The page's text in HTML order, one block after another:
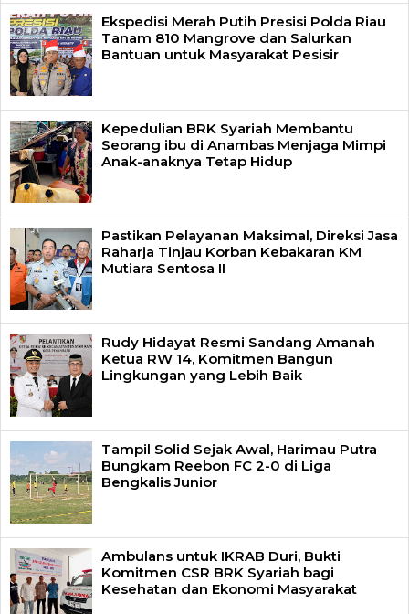
Ekspedisi Merah Putih Presisi Polda Riau
Tanam 810 Mangrove dan Salurkan
Bantuan untuk Masyarakat Pesisir
Kepedulian BRK Syariah Membantu
Seorang ibu di Anambas Menjaga Mimpi
Anak-anaknya Tetap Hidup
Pastikan Pelayanan Maksimal, Direksi Jasa
Raharja Tinjau Korban Kebakaran KM
Mutiara Sentosa II
Rudy Hidayat Resmi Sandang Amanah
Ketua RW 14, Komitmen Bangun
Lingkungan yang Lebih Baik
Tampil Solid Sejak Awal, Harimau Putra
Bungkam Reebon FC 2-0 di Liga
Bengkalis Junior
Ambulans untuk IKRAB Duri, Bukti
Komitmen CSR BRK Syariah bagi
Kesehatan dan Ekonomi Masyarakat